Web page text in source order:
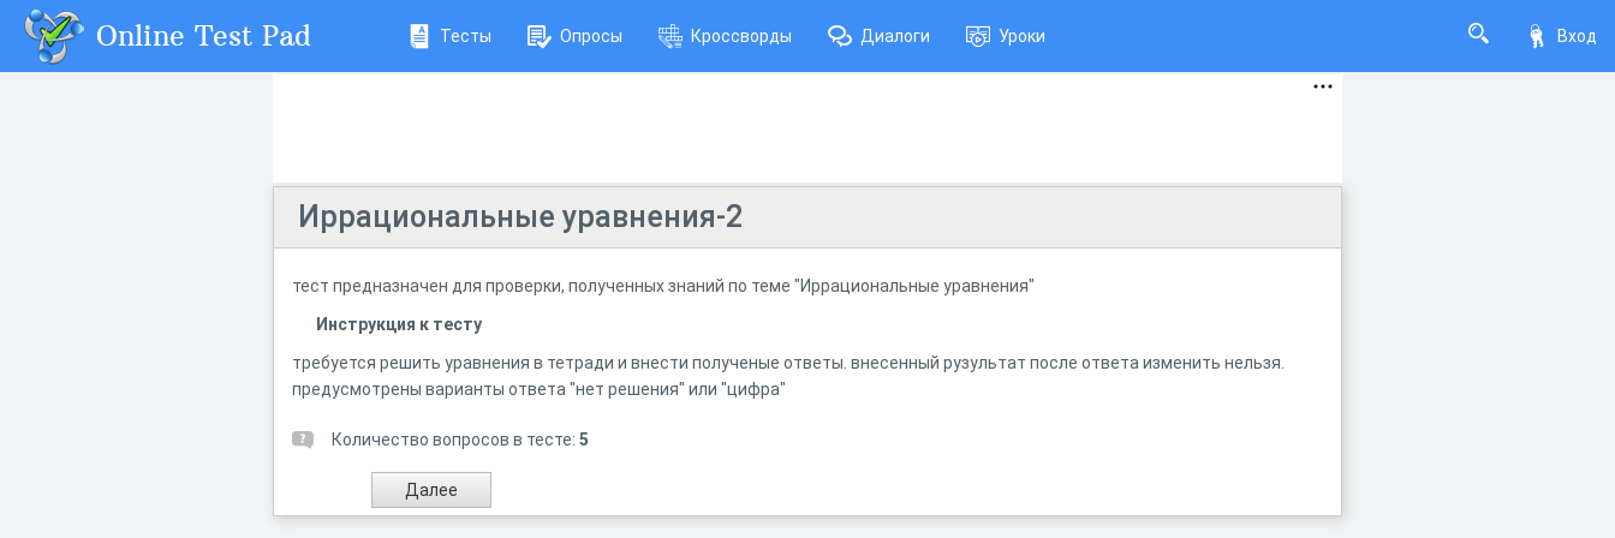
Вход
Online Test Pad Тесты Опросы Кроссворды Диалоги Уроки
Иррациональные уравнения-2
тест предназначен для проверки, полученных знаний по теме "Иррациональные уравнения"
Инструкция к тесту
требуется решить уравнения в тетради и внести полученые ответы. внесенный рузультат после ответа изменить нельзя.
предусмотрены варианты ответа "нет решения" или "цифра"
Количество вопросов в тесте: 5